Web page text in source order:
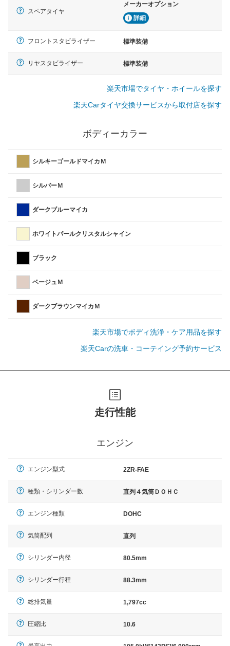
スペアタイヤ
メーカーオプション
詳細
フロントスタビライザー 標準装備
リヤスタビライザー 標準装備
楽天市場でタイヤ・ホイールを探す
楽天Carタイヤ交換サービスから取付店を探す
ボディーカラー
シルキーゴールドマイカＭ
シルバーＭ
ダークブルーマイカ
ホワイトパールクリスタルシャイン
ブラック
ベージュＭ
ダークブラウンマイカＭ
楽天市場でボディ洗浄・ケア用品を探す
楽天Carの洗車・コーテイング予約サービス
走行性能
エンジン
エンジン型式 2ZR-FAE
種類・シリンダー数 直列４気筒ＤＯＨＣ
エンジン種類 DOHC
気筒配列 直列
シリンダー内径 80.5mm
シリンダー行程 88.3mm
総排気量 1,797cc
圧縮比 10.6